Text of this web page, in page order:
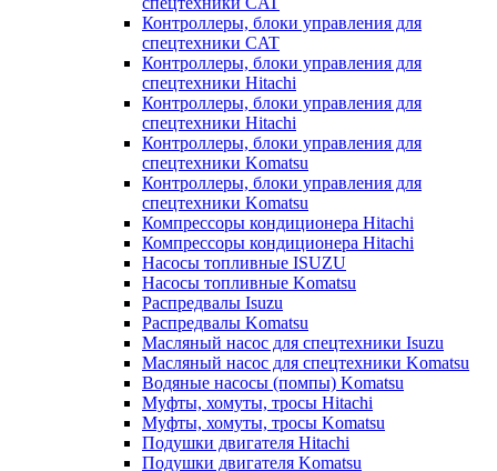
Контроллеры, блоки управления для
спецтехники CAT
Контроллеры, блоки управления для
спецтехники Hitachi
Контроллеры, блоки управления для
спецтехники Hitachi
Контроллеры, блоки управления для
спецтехники Komatsu
Контроллеры, блоки управления для
спецтехники Komatsu
Компрессоры кондиционера Hitachi
Компрессоры кондиционера Hitachi
Насосы топливные ISUZU
Насосы топливные Komatsu
Распредвалы Isuzu
Распредвалы Komatsu
Масляный насос для спецтехники Isuzu
Масляный насос для спецтехники Komatsu
Водяные насосы (помпы) Komatsu
Муфты, хомуты, тросы Hitachi
Муфты, хомуты, тросы Komatsu
Подушки двигателя Hitachi
Подушки двигателя Komatsu